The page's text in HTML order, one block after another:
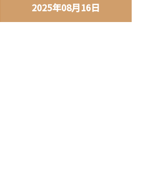
2025年08月16日